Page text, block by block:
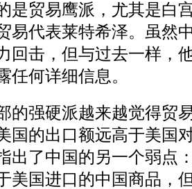
是贸易鹰派，尤其是白
易代表莱特希泽。虽然
回击，但与过去一样，
任何详细信息。
的强硬派越来越觉得贸
国的出口额远高于美国
出了中国的另一个弱点
美国进口的中国商品，